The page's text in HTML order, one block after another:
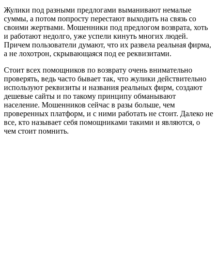
Жулики под разными предлогами выманивают немалые
суммы, а потом попросту перестают выходить на связь со
своими жертвами. Мошенники под предлогом возврата, хоть
и работают недолго, уже успели кинуть многих людей.
Причем пользователи думают, что их развела реальная фирма,
а не лохотрон, скрывающаяся под ее реквизитами.
Стоит всех помощников по возврату очень внимательно
проверять, ведь часто бывает так, что жулики действительно
используют реквизиты и названия реальных фирм, создают
дешевые сайты и по такому принципу обманывают
население. Мошенников сейчас в разы больше, чем
проверенных платформ, и с ними работать не стоит. Далеко не
все, кто называет себя помощниками такими и являются, о
чем стоит помнить.